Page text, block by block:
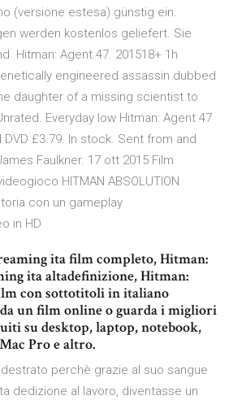
(versione estesa) günstig ein.
werden kostenlos geliefert. Sie
Hitman: Agent 47. 201518+ 1h
engineered assassin dubbed
daughter of a missing scientist to
Everyday low Hitman: Agent 47
DVD £3.79. In stock. Sent from and
Faulkner. 17 ott 2015 Film
HITMAN ABSOLUTION
con un gameplay
in HD
ita film completo, Hitman:
ita altadefinizione, Hitman:
con sottotitoli in italiano
un film online o guarda i migliori
su desktop, laptop, notebook,
Pro e altro.
perchè grazie al suo sangue
dedizione al lavoro, diventasse un